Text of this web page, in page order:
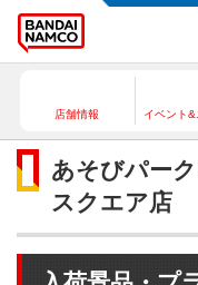
店舗情報 イベント&
あそびパー
スクエア店